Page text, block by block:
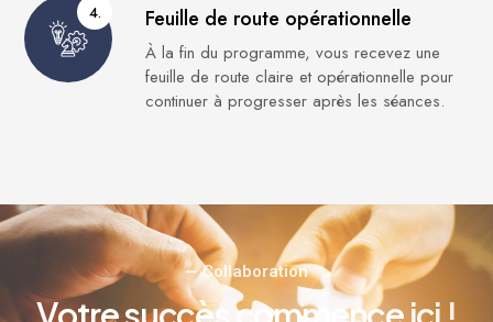
4. Feuille de route opérationnelle
À la fin du programme, vous recevez une
feuille de route claire et opérationnelle pour
continuer à progresser après les séances.
— Collaboration